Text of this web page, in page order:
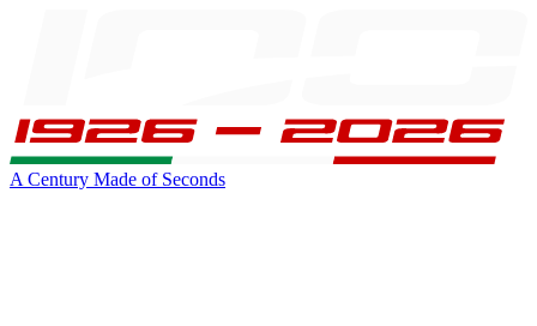
A Century Made of Seconds